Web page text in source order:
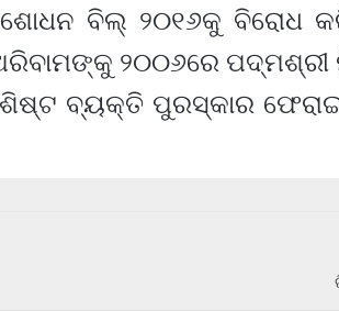
ବିଲ୍‍ ୨୦୧୬କୁ ବିରୋଧ
୨୦୦୬ରେ ପଦ୍ମଶ୍ରୀ
ବ୍ୟକ୍ତି ପୁରସ୍କାର